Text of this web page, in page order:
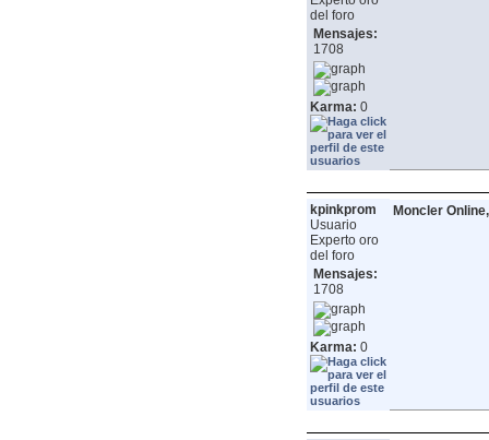
del foro
Mensajes:
1708
Karma: 0
kpinkprom
Usuario
Experto oro
del foro
Mensajes:
1708
Karma: 0
Moncler